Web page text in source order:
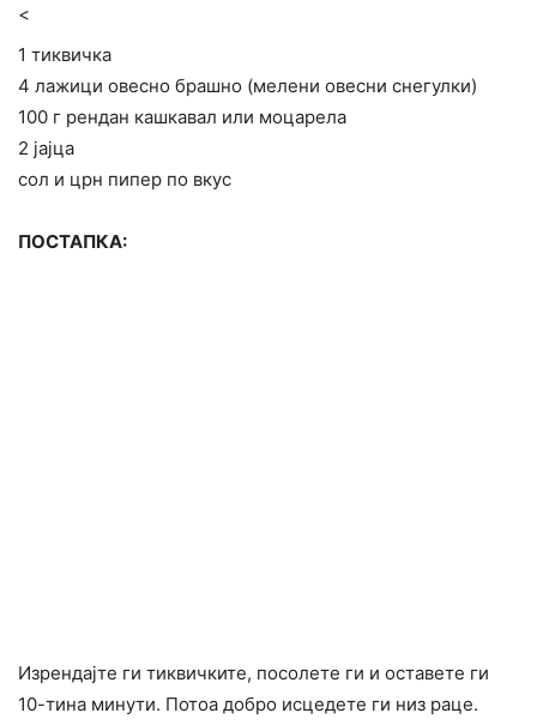
<
1 тиквичка
4 лажици овесно брашно (мелени овесни снегулки)
100 г рендан кашкавал или моцарела
2 јајца
сол и црн пипер по вкус
ПОСТАПКА:
Изрендајте ги тиквичките, посолете ги и оставете ги
10-тина минути. Потоа добро исцедете ги низ раце.